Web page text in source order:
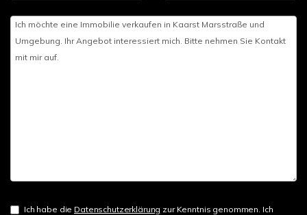
Ich habe die Datenschutzerklärung zur Kenntnis genommen. Ich